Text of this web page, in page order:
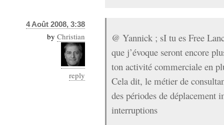
4 Août 2008, 3:38
by Christian
reply
@ Yannick ; sI tu es Free
que j’évoque seront encore
ton activité commerciale en
Cela dit, le métier de
des périodes de déplacement
interruptions